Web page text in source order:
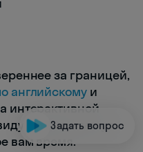
за границей,
английскому и
интерактивной
и могут
вам время.
Задать вопрос